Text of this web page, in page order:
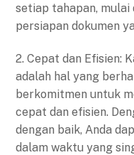
setiap tahapan,
persiapan dokumen
2. Cepat dan Efisien:
adalah hal yang
berkomitmen untuk
cepat dan efisien.
dengan baik, Anda
dalam waktu yang